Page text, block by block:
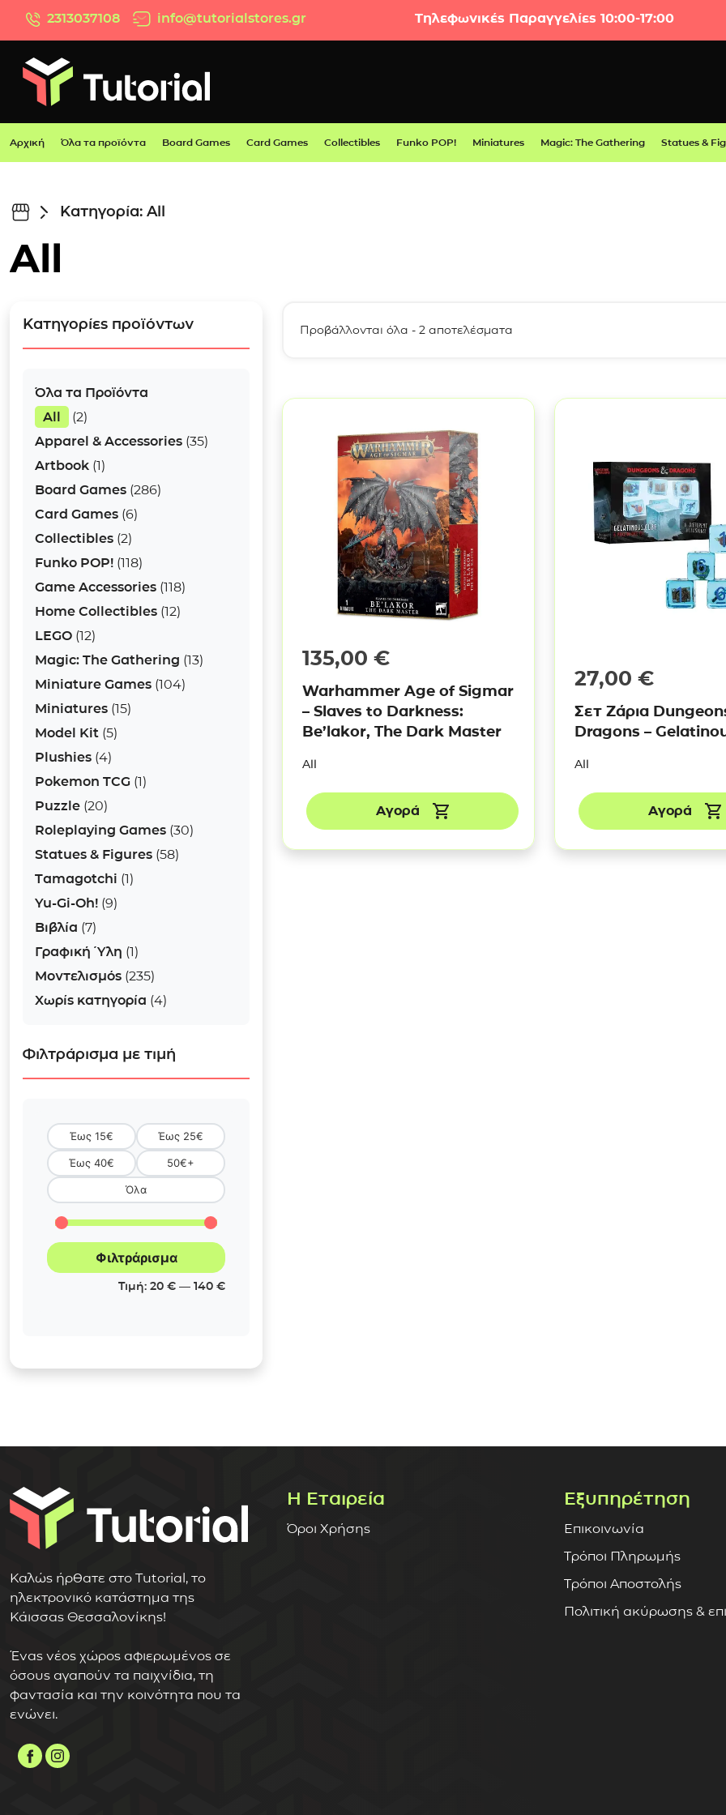
Μετάβαση στο περιεχόμενο
2313037108 info@tutorialstores.gr Τηλεφωνικές Παραγγελίες 10:00-17:00
Αρχική Όλα τα προϊόντα Board Games Card Games Collectibles Funko POP! Miniatures Magic: The Gathering Statues &
Κατηγορία: All
All
Κατηγορίες προϊόντων
Όλα τα Προϊόντα
All
(2)
Apparel & Accessories (35)
Artbook (1)
Board Games (286)
Card Games (6)
Collectibles (2)
Funko POP! (118)
Game Accessories (118)
Home Collectibles (12)
LEGO (12)
Magic: The Gathering (13)
Miniature Games (104)
Miniatures (15)
Model Kit (5)
Plushies (4)
Pokemon TCG (1)
Puzzle (20)
Roleplaying Games (30)
Statues & Figures (58)
Tamagotchi (1)
Yu-Gi-Oh! (9)
Βιβλία (7)
Γραφική Ύλη (1)
Μοντελισμός (235)
Χωρίς κατηγορία (4)
Φιλτράρισμα με τιμή
Έως 15€ Έως 25€
Έως 40€ 50€+
Όλα
Φιλτράρισμα
Τιμή: 20 € — 140 €
Προβάλλονται όλα - 2 αποτελέσματα
135,00 €
Warhammer Age of Sigmar
– Slaves to Darkness:
Be’lakor, The Dark Master
All
Αγορά
27,00 €
Σετ Ζάρια
Dragons –
All
Αγορά
Καλώς ήρθατε στο Tutorial, το
ηλεκτρονικό κατάστημα της
Κάισσας Θεσσαλονίκης!
Ένας νέος χώρος αφιερωμένος σε
όσους αγαπούν τα παιχνίδια, τη
φαντασία και την κοινότητα που τα
ενώνει.
Η Εταιρεία
Όροι Χρήσης
Εξυπηρέτηση
Επικοινωνία
Τρόποι Πληρωμής
Τρόποι Αποστολής
Πολιτική ακύρωσης &